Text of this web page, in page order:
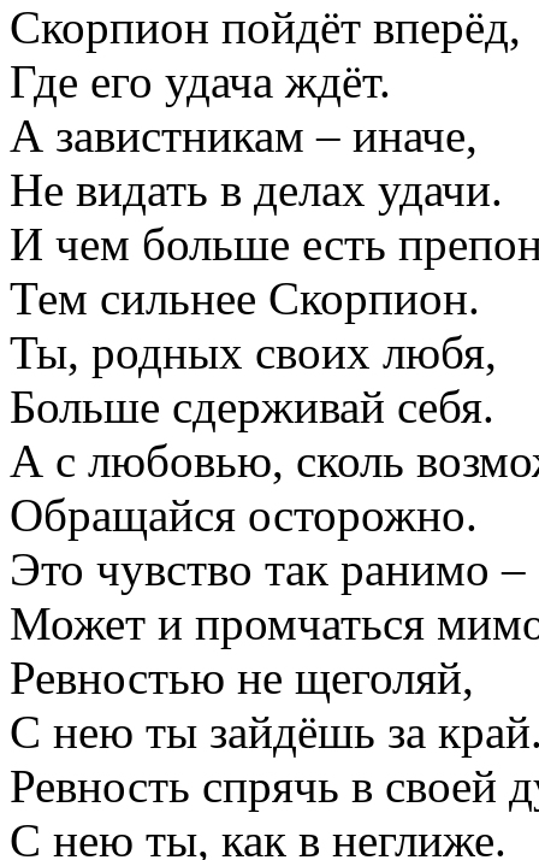
Скорпион пойдёт вперёд,
Где его удача ждёт.
А завистникам – иначе,
Не видать в делах удачи.
И чем больше есть
Тем сильнее Скорпион.
Ты, родных своих любя,
Больше сдерживай себя.
А с любовью, сколь
Обращайся осторожно.
Это чувство так ранимо –
Может и промчаться
Ревностью не щеголяй,
С нею ты зайдёшь за
Ревность спрячь в своей
С нею ты, как в неглиже.